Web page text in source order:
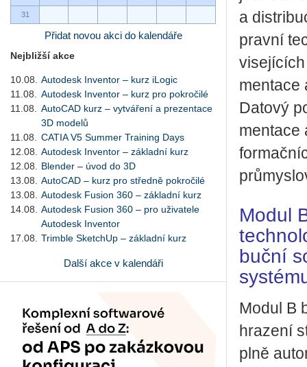
31
Přidat novou akci do kalendáře
Nejbližší akce
10.08.
Autodesk Inventor – kurz iLogic
11.08.
Autodesk Inventor – kurz pro pokročilé
11.08.
AutoCAD kurz – vytváření a prezentace
3D modelů
11.08.
CATIA V5 Summer Training Days
12.08.
Autodesk Inventor – základní kurz
12.08.
Blender – úvod do 3D
13.08.
AutoCAD – kurz pro středně pokročilé
13.08.
Autodesk Fusion 360 – základní kurz
14.08.
Autodesk Fusion 360 – pro uživatele
Autodesk Inventor
17.08.
Trimble SketchUp – základní kurz
Další akce v kalendáři
a
prav­ní
men­ta­ce
Da­to­vý
men­ta­ce
Modul
buč­ní
Modul B
hra­ze­ní
plně